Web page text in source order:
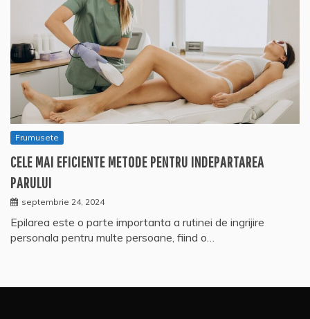
Frumusete
CELE MAI EFICIENTE METODE PENTRU INDEPARTAREA
PARULUI
septembrie 24, 2024
Epilarea este o parte importanta a rutinei de ingrijire
personala pentru multe persoane, fiind o…